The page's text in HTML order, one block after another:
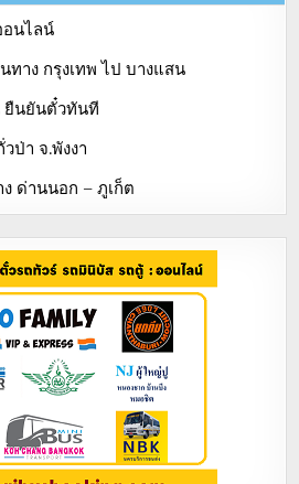
อนไลน์
ทาง กรุงเทพ ไป บางแสน
ยืนยันตั๋วทันที
ป่า จ.พังงา
ด่านนอก – ภูเก็ต